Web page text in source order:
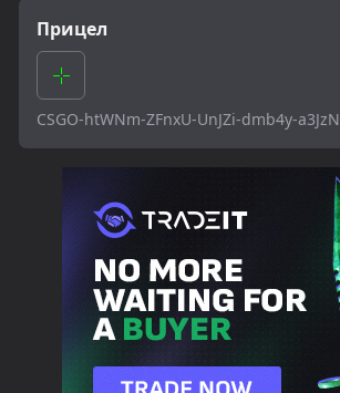
Прицел
CSGO-htWNm-ZFnxU-UnJZi-dmb4y-a3JzN